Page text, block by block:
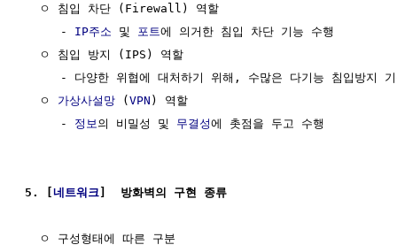
  ㅇ 침입 차단 (Firewall) 역할
     -
IP주소 및 포트에 의거한 침입 차단 기능 수행
  ㅇ 침입 방지 (IPS) 역할
- 다양한 위협에 대처하기 위해, 수많은 다기능 침입방지
  ㅇ
가상사설망 (VPN ) 역할
     -
정보 의 비밀성 및 무결성에 촛점을 두고 수행
5. [네트워크]  방화벽의 구현 종류
  ㅇ 구성형태에 따른 구분